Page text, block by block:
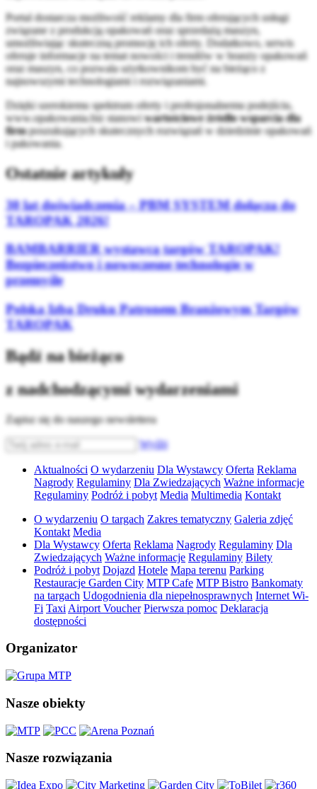
Portal dostarcza możliwość reklamy dla firm oferujących usługi
związane z produkcją opakowań oraz sprzedażą maszyn,
umożliwiając skuteczną promocję ich oferty. Dodatkowo, serwis
oferuje informacje na temat nowości i trendów w branży opakowań
oraz maszyn, co pozwala użytkownikom być na bieżąco z
najnowszymi technologiami i rozwiązaniami.
Dzięki szerokiemu spektrum oferty i profesjonalnemu podejściu,
www.opakowania.biz stanowiwartościowe źródło wsparcia dla
firmposzukujących skutecznych rozwiązań w dziedzinie opakowań
i pakowania.
Ostatnie artykuły
30 lat doświadczenia – PBM SYSTEM dołącza do
TAROPAK 2026!
BAMBARRIER wystawcą targów TAROPAK!
Bezpieczeństwo i nowoczesne technologie w
przemyśle
Polska Izba Druku Patronem Branżowym Targów
TAROPAK
Bądź na bieżąco
z nadchodzącymi wydarzeniami
Zapisz się do naszego newslettera
Wyślij
Aktualności O wydarzeniu Dla Wystawcy Oferta Reklama
Nagrody Regulaminy Dla Zwiedzających Ważne informacje
Regulaminy Podróż i pobyt Media Multimedia Kontakt
O wydarzeniu O targach Zakres tematyczny Galeria zdjęć
Kontakt Media
Dla Wystawcy Oferta Reklama Nagrody Regulaminy Dla
Zwiedzających Ważne informacje Regulaminy Bilety
Podróż i pobyt Dojazd Hotele Mapa terenu Parking
Restauracje Garden City MTP Cafe MTP Bistro Bankomaty
na targach Udogodnienia dla niepełnosprawnych Internet Wi-
Fi Taxi Airport Voucher Pierwsza pomoc Deklaracja
dostępności
Organizator
Nasze obiekty
Nasze rozwiązania